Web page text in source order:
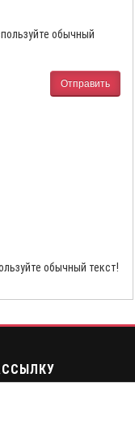
обычный
Отправить
обычный текст!